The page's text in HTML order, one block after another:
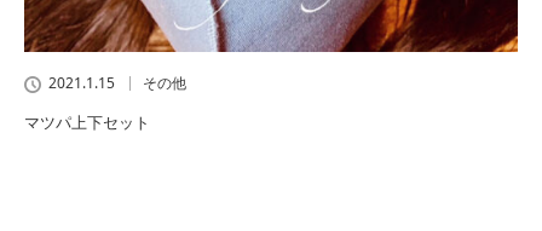
2021.1.15 その他
マツパ上下セット